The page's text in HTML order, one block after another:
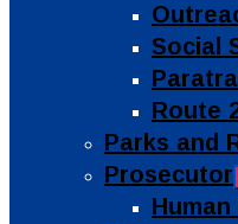
Social
Route
Parks and
Prosecutor